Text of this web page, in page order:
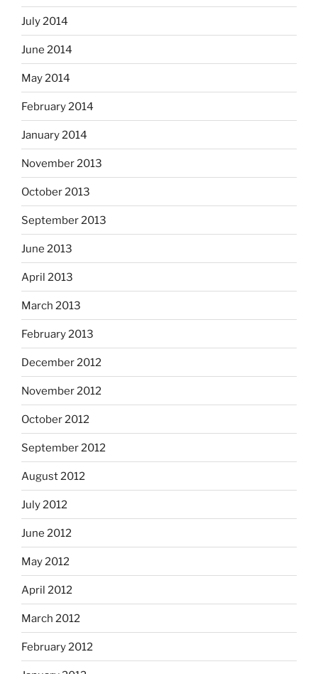
July 2014
June 2014
May 2014
February 2014
January 2014
November 2013
October 2013
September 2013
June 2013
April 2013
March 2013
February 2013
December 2012
November 2012
October 2012
September 2012
August 2012
July 2012
June 2012
May 2012
April 2012
March 2012
February 2012